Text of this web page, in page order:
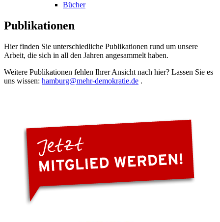
Bücher
Publikationen
Hier finden Sie unterschiedliche Publikationen rund um unsere
Arbeit, die sich in all den Jahren angesammelt haben.
Weitere Publikationen fehlen Ihrer Ansicht nach hier? Lassen Sie es
uns wissen: hamburg@mehr-demokratie.de .